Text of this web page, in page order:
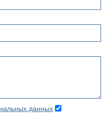
данных